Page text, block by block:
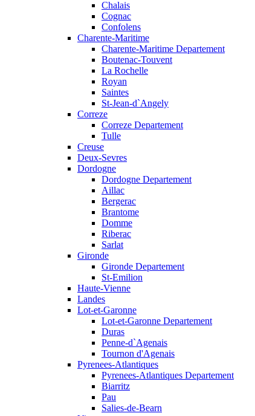
Chalais
Cognac
Confolens
Charente-Maritime
Charente-Maritime Departement
Boutenac-Touvent
La Rochelle
Royan
Saintes
St-Jean-d`Angely
Correze
Correze Departement
Tulle
Creuse
Deux-Sevres
Dordogne
Dordogne Departement
Aillac
Bergerac
Brantome
Domme
Riberac
Sarlat
Gironde
Gironde Departement
St-Emilion
Haute-Vienne
Landes
Lot-et-Garonne
Lot-et-Garonne Departement
Duras
Penne-d`Agenais
Tournon d'Agenais
Pyrenees-Atlantiques
Pyrenees-Atlantiques Departement
Biarritz
Pau
Salies-de-Bearn